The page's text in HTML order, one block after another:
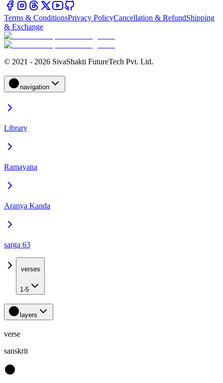
Terms & ConditionsPrivacy PolicyCancellation & RefundShipping
& Exchange
© 2021 - 2026 SivaShakti FutureTech Pvt. Ltd.
navigation
Library
Ramayana
Aranya Kanda
sarga 63
verses
1-5
layers
verse
sanskrit